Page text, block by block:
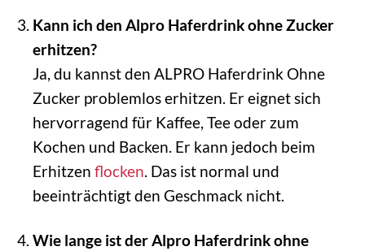
Kann ich den Alpro Haferdrink ohne Zucker
erhitzen?
Ja, du kannst den ALPRO Haferdrink Ohne
Zucker problemlos erhitzen. Er eignet sich
hervorragend für Kaffee, Tee oder zum
Kochen und Backen. Er kann jedoch beim
Erhitzen flocken. Das ist normal und
beeinträchtigt den Geschmack nicht.
Wie lange ist der Alpro Haferdrink ohne